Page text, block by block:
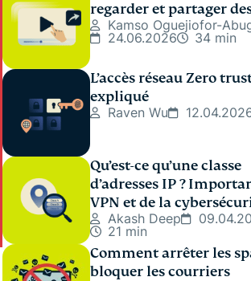
regarder et partager
Kamso Oguejiofor-
24.06.2026
34 min
L’accès réseau Zero
expliqué
Raven Wu
Qu’est-ce qu’une classe
d’adresses IP ?
VPN et de la
Akash Deep
21 min
Comment arrêter les
bloquer les courriers